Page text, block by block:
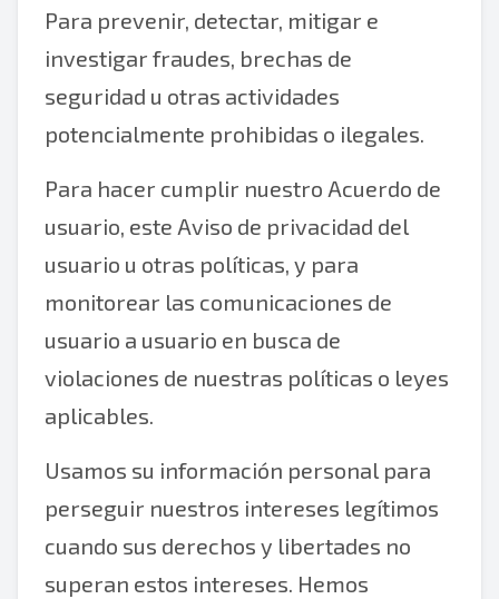
Para prevenir, detectar, mitigar e
investigar fraudes, brechas de
seguridad u otras actividades
potencialmente prohibidas o ilegales.
Para hacer cumplir nuestro Acuerdo de
usuario, este Aviso de privacidad del
usuario u otras políticas, y para
monitorear las comunicaciones de
usuario a usuario en busca de
violaciones de nuestras políticas o leyes
aplicables.
Usamos su información personal para
perseguir nuestros intereses legítimos
cuando sus derechos y libertades no
superan estos intereses. Hemos